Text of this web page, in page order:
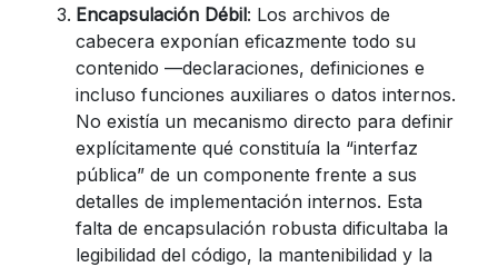
Encapsulación Débil: Los archivos de
cabecera exponían eficazmente todo su
contenido —declaraciones, definiciones e
incluso funciones auxiliares o datos internos.
No existía un mecanismo directo para definir
explícitamente qué constituía la “interfaz
pública” de un componente frente a sus
detalles de implementación internos. Esta
falta de encapsulación robusta dificultaba la
legibilidad del código, la mantenibilidad y la